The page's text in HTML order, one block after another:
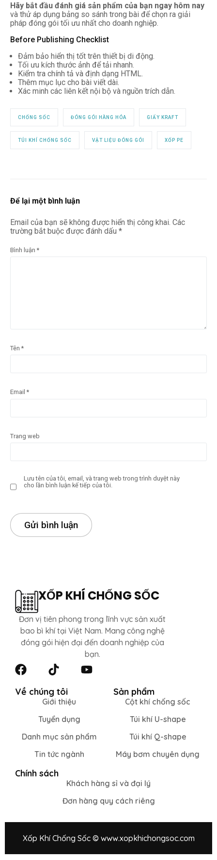
Hãy bắt đầu đánh giá sản phẩm của bạn ngay hôm nay
và thử áp dụng bảng so sánh trong bài để chọn ra giải
pháp đóng gói tối ưu nhất cho doanh nghiệp.
Before Publishing Checklist
Đảm bảo hiển thị tốt trên thiết bị di động.
Tối ưu kích thước ảnh để tải nhanh.
Kiểm tra chính tả và định dạng HTML.
Thêm mục lục cho bài viết dài.
Xác minh các liên kết nội bộ và nguồn trích dẫn.
CHỐNG SỐC ĐÓNG GÓI HÀNG HÓA GIẤY KRAFT
TÚI KHÍ CHỐNG SỐC VẬT LIỆU ĐÓNG GÓI XỐP PE
Để lại một bình luận
Email của bạn sẽ không được hiển thị công khai. Các
trường bắt buộc được đánh dấu*
Bình luận*
Tên*
Email*
Trang web
Lưu tên của tôi, email, và trang web trong trình duyệt này
cho lần bình luận kế tiếp của tôi.
XỐP KHÍ CHỐNG SỐC
Đơn vị tiên phong trong lĩnh vực sản xuất
bao bì khí tại Việt Nam. Mang công nghệ
đóng gói hiện đại đến doanh nghiệp của
bạn.
Về chúng tôi
Giới thiệu
Tuyển dụng
Danh mục sản phẩm
Tin tức ngành
Sản phẩm
Cột khí chống sốc
Túi khí U-shape
Túi khí Q-shape
Máy bơm chuyên dụng
Chính sách
Khách hàng sỉ và đại lý
Đơn hàng quy cách riêng
Xốp Khí Chống Sốc © www.xopkhichongsoc.com